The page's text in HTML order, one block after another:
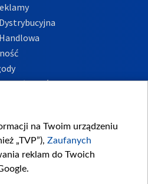
zgłoszeń
na Twoim urządzeniu
„TVP”), Zaufanych
reklam do Twoich